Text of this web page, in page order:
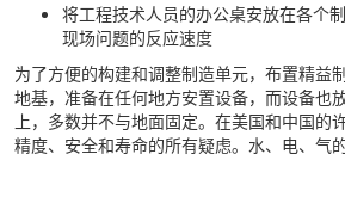
将工程技术人员的办公桌安放在各个
现场问题的反应速度
为了方便的构建和调整制造单元，布置精益
地基，准备在任何地方安置设备，而设备也
上，多数并不与地面固定。在美国和中国的
精度、安全和寿命的所有疑虑。水、电、气